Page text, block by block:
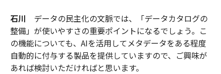
石川 データの民主化の文脈では、「データカタログの
整備」が使いやすさの重要ポイントになるでしょう。こ
の機能についても、AIを活用してメタデータをある程度
自動的に付与する製品を提供していますので、ご興味が
あれば検討いただければと思います。